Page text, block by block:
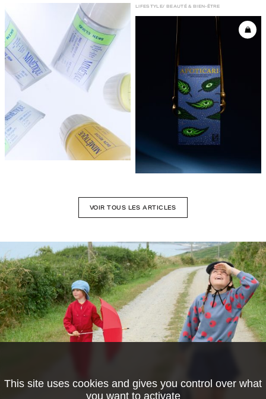
BEAUTÉ & BIEN-ÊTRE
LIFESTYLE
VOIR TOUS LES ARTICLES
This site uses cookies and gives you control over what
you want to activate